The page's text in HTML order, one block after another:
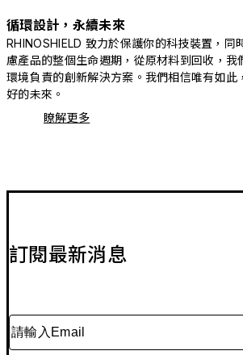
循環設計，永續未來
RHINOSHIELD 致力於保護你的科技裝置，同
慮產品的整個生命週期，從原材料到回收，
環境負責的創新解決方案。我們相信唯有如此
好的未來。
瞭解更多
訂閱最新消息
請輸入Email